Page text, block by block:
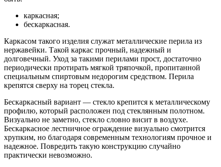
каркасная;
бескаркасная.
Каркасом такого изделия служат металлические перила из
нержавейки. Такой каркас прочный, надежный и
долговечный. Уход за такими перилами прост, достаточно
периодически протирать мягкой тряпочкой, пропитанной
специальным спиртовым недорогим средством. Перила
крепятся сверху на торец стекла.
Бескаркасный вариант — стекло крепится к металлическому
профилю, который расположен под стеклянным полотном.
Визуально не заметно, стекло словно висит в воздухе.
Бескаркасное лестничное ограждение визуально смотрится
хрупким, но благодаря современным технологиям прочное и
надежное. Повредить такую конструкцию случайно
практически невозможно.